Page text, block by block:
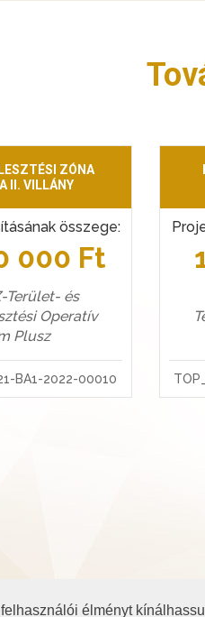
élményt
ZÓNA
II. VILLÁNY
összege:
000 Ft
Terület- és
Operatív
Plusz
BA1-2022-00010